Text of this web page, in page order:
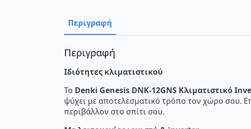
Περιγραφή
Περιγραφή
Ιδιότητες κλιματιστικού
Το Denki Genesis DNK-12GNS Κλιματιστικό
ψύχει με αποτελεσματικό τρόπο τον χώρο σου.
περιβάλλον στο σπίτι σου.